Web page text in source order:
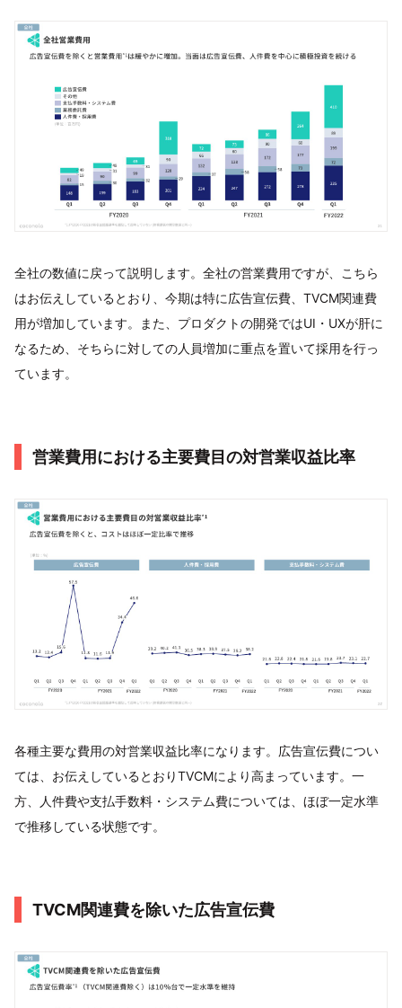
全社の数値に戻って説明します。全社の営業費用ですが、こちら
はお伝えしているとおり、今期は特に広告宣伝費、TVCM関連費
用が増加しています。また、プロダクトの開発ではUI・UXが肝に
なるため、そちらに対しての人員増加に重点を置いて採用を行っ
ています。
営業費用における主要費目の対営業収益比率
各種主要な費用の対営業収益比率になります。広告宣伝費につい
ては、お伝えしているとおりTVCMにより高まっています。一
方、人件費や支払手数料・システム費については、ほぼ一定水準
で推移している状態です。
TVCM関連費を除いた広告宣伝費